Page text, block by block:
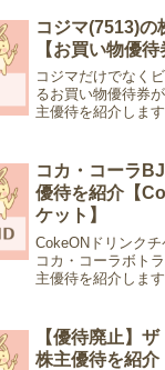
コジマ(7513)の
【お買い物優待
コジマだけでなく
るお買い物優待券
主優待を紹介しま
在)優待情報権利確
日優...
コカ・コーラ
優待を紹介【
ケット】
CokeONドリンクチ
コカ・コーラボト
主優待を紹介しま
価：2,735円 (2025
【優待廃止】
株主優待を紹介